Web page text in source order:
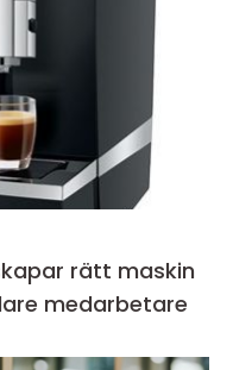
rätt maskin
medarbetare